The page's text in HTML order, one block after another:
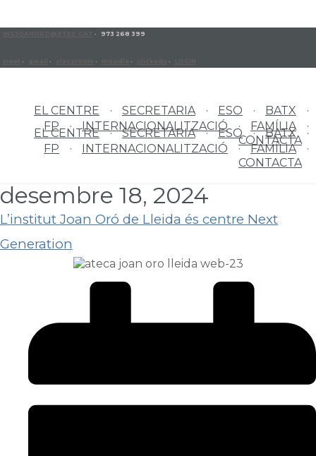
· 973 268 399
· · · · ·
EL CENTRE SECRETARIA ESO
BATX
FP
INTERNACIONALITZACIÓ
FAMÍLIA
CONTACTA
EL CENTRE SECRETARIA ESO
BATX
FP
INTERNACIONALITZACIÓ
FAMÍLIA
CONTACTA
desembre 18, 2024
L’institut Joan Oró de Lleida és centre Next
Generation